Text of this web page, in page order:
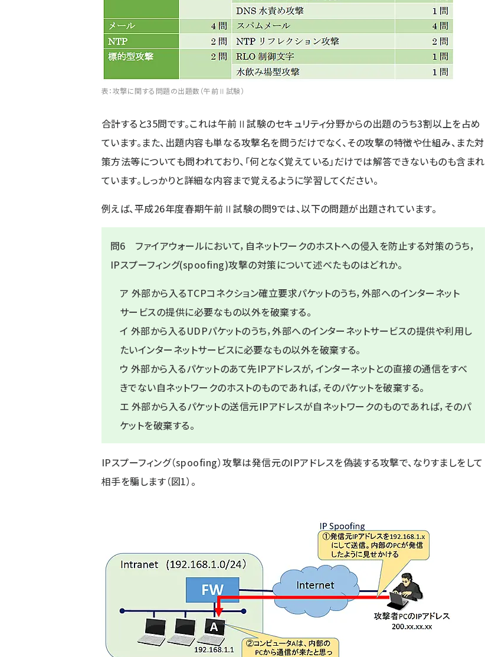
表：攻撃に関する問題の出題数（午前Ⅱ試験）
合計すると35問です。これは午前Ⅱ試験のセキュリティ分野からの出題のうち3割以上を占め
ています。また、出題内容も単なる攻撃名を問うだけでなく、その攻撃の特徴や仕組み、また対
策方法等についても問われており、「何となく覚えている」だけでは解答できないものも含まれ
ています。しっかりと詳細な内容まで覚えるように学習してください。
例えば、平成26年度春期午前Ⅱ試験の問9では、以下の問題が出題されています。
問6 ファイアウォールにおいて，自ネットワークのホストへの侵入を防止する対策のうち，
IPスプーフィング(spoofing)攻撃の対策について述べたものはどれか。
ア 外部から入るTCPコネクション確立要求パケットのうち，外部へのインターネット
サービスの提供に必要なもの以外を破棄する。
イ 外部から入るUDPパケットのうち，外部へのインターネットサービスの提供や利用し
たいインターネットサービスに必要なもの以外を破棄する。
ウ 外部から入るパケットのあて先IPアドレスが，インターネットとの直接の通信をすべ
きでない自ネットワークのホストのものであれば，そのパケットを破棄する。
エ 外部から入るパケットの送信元IPアドレスが自ネットワークのものであれば，そのパ
ケットを破棄する。
IPスプーフィング（spoofing）攻撃は発信元のIPアドレスを偽装する攻撃で、なりすましをして
相手を騙します（図1）。